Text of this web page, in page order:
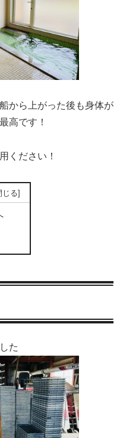
から上がった後も身体が
高です！
ください！
た